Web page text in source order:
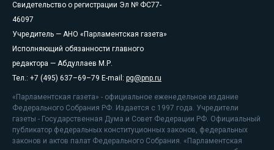
Свидетельство о регистрации Эл № ФС77-
46097
Учредитель — АНО «Парламентская газета»
Исполняющий обязанности главного
редактора — Абдуллаев М.Р.
Тел.: +7 (495) 637–69–79 E-mail: pg@pnp.ru
«Парламентская газета» - официальное еженедельное издание
Федерального Собрания РФ. Издается с 1997 года. Учредители
газеты - Государственная Дума и Совет Федерации РФ. Официальный
публикатор федеральных конституционных законов, федеральных
законов и актов палат Федерального Собрания. «Парламентская